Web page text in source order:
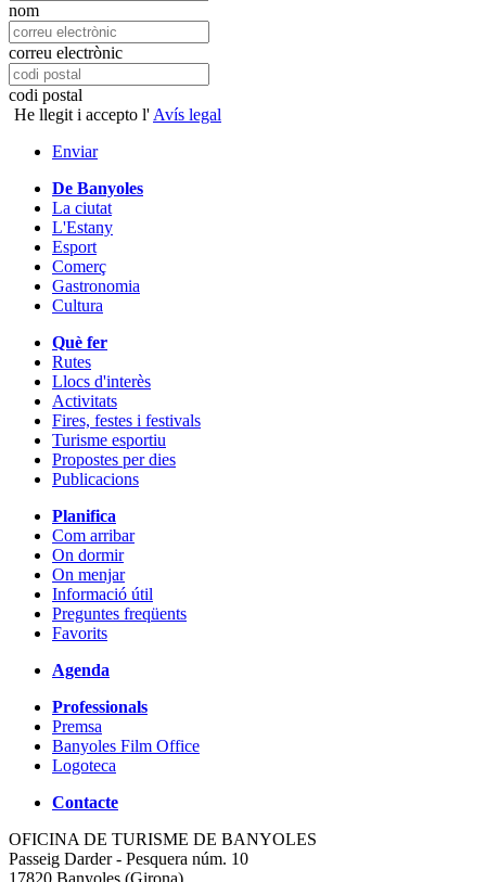
nom
correu electrònic
codi postal
He llegit i accepto l' Avís legal
Enviar
De Banyoles
La ciutat
L'Estany
Esport
Comerç
Gastronomia
Cultura
Què fer
Rutes
Llocs d'interès
Activitats
Fires, festes i festivals
Turisme esportiu
Propostes per dies
Publicacions
Planifica
Com arribar
On dormir
On menjar
Informació útil
Preguntes freqüents
Favorits
Agenda
Professionals
Premsa
Banyoles Film Office
Logoteca
Contacte
OFICINA DE TURISME DE BANYOLES
Passeig Darder - Pesquera núm. 10